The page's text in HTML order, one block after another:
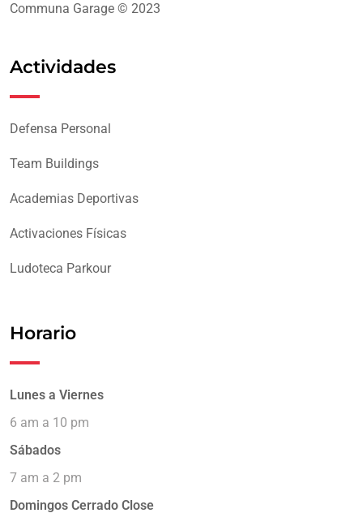
Communa Garage © 2023
Actividades
Defensa Personal
Team Buildings
Academias Deportivas
Activaciones Físicas
Ludoteca Parkour
Horario
Lunes a Viernes
6 am a 10 pm
Sábados
7 am a 2 pm
Domingos Cerrado Close